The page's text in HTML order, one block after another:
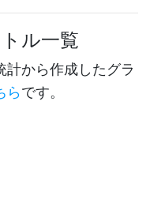
ル一覧
計から作成したグラ
らです。